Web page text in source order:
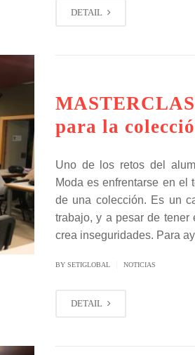
DETAIL
para la
Uno de los retos del
Moda es enfrentarse en el
de una colección. Es un
trabajo, y a pesar de tener
crea inseguridades. Para
BY SETIGLOBAL NOTICIAS
DETAIL